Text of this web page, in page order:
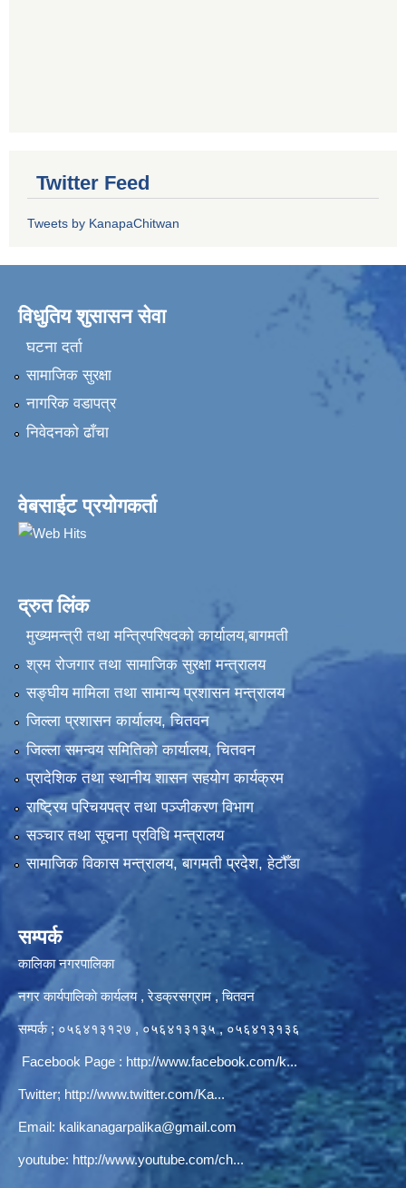
Twitter Feed
Tweets by KanapaChitwan
विधुतिय शुसासन सेवा
घटना दर्ता
सामाजिक सुरक्षा
नागरिक वडापत्र
निवेदनकाे ढाँचा
वेबसाईट प्रयोगकर्ता
द्रुत लिंक
मुख्यमन्त्री तथा मन्त्रिपरिषदको कार्यालय,बागमती
श्रम रोजगार तथा सामाजिक सुरक्षा मन्त्रालय
सङ्‍घीय मामिला तथा सामान्य प्रशासन मन्त्रालय
जिल्ला प्रशासन कार्यालय, चितवन
जिल्ला समन्वय समितिको कार्यालय, चितवन
प्रादेशिक तथा स्थानीय शासन सहयोग कार्यक्रम
राष्ट्रिय परिचयपत्र तथा पञ्‍जीकरण विभाग
सञ्‍चार तथा सूचना प्रविधि मन्त्रालय
सामाजिक विकास मन्त्रालय, बागमती प्रदेश, हेटौँडा
सम्पर्क
कालिका नगरपालिका
नगर कार्यपालिकाे कार्यलय‍ , रेडक्रसग्राम , चितवन
सम्पर्क ; ०५६४१३१२७ , ०५६४१३१३५ , ०५६४१३१३६
Facebook Page : http://www.facebook.com/k...
Twitter; http://www.twitter.com/Ka...
Email: kalikanagarpalika@gmail.com
youtube: http://www.youtube.com/ch...